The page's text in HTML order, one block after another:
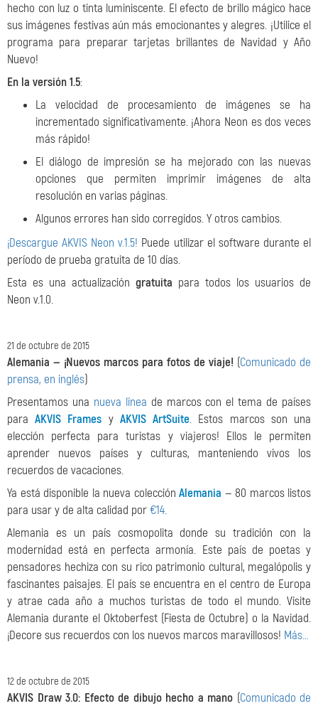
hecho con luz o tinta luminiscente. El efecto de brillo mágico hace
sus imágenes festivas aún más emocionantes y alegres. ¡Utilice el
programa para preparar tarjetas brillantes de Navidad y Año
Nuevo!
En la versión 1.5:
La velocidad de procesamiento de imágenes se ha
incrementado significativamente. ¡Ahora Neon es dos veces
más rápido!
El diálogo de impresión se ha mejorado con las nuevas
opciones que permiten imprimir imágenes de alta
resolución en varias páginas.
Algunos errores han sido corregidos. Y otros cambios.
¡Descargue AKVIS Neon v.1.5! Puede utilizar el software durante el
período de prueba gratuita de 10 días.
Esta es una actualización gratuita para todos los usuarios de
Neon v.1.0.
21 de octubre de 2015
Alemania — ¡Nuevos marcos para fotos de viaje! (Comunicado de
prensa, en inglés)
Presentamos una nueva línea de marcos con el tema de países
paraAKVIS Frames y AKVIS ArtSuite. Estos marcos son una
elección perfecta para turistas y viajeros! Ellos le permiten
aprender nuevos países y culturas, manteniendo vivos los
recuerdos de vacaciones.
Ya está disponible la nueva colección Alemania — 80 marcos listos
para usar y de alta calidad por€14.
Alemania es un país cosmopolita donde su tradición con la
modernidad está en perfecta armonía. Este país de poetas y
pensadores hechiza con su rico patrimonio cultural, megalópolis y
fascinantes paisajes. El país se encuentra en el centro de Europa
y atrae cada año a muchos turistas de todo el mundo. Visite
Alemania durante el Oktoberfest (Fiesta de Octubre) o la Navidad.
¡Decore sus recuerdos con los nuevos marcos maravillosos! Más…
12 de octubre de 2015
AKVIS Draw 3.0: Efecto de dibujo hecho a mano (Comunicado de